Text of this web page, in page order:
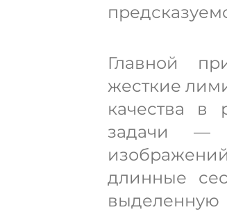
Главной
жесткие
качества в
задачи —
длинные
выделенную